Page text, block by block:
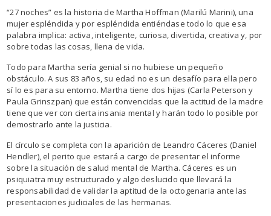
“27 noches” es la historia de Martha Hoffman (Marilú Marini), una
mujer espléndida y por espléndida entiéndase todo lo que esa
palabra implica: activa, inteligente, curiosa, divertida, creativa y, por
sobre todas las cosas, llena de vida.
Todo para Martha sería genial si no hubiese un pequeño
obstáculo. A sus 83 años, su edad no es un desafío para ella pero
sí lo es para su entorno. Martha tiene dos hijas (Carla Peterson y
Paula Grinszpan) que están convencidas que la actitud de la madre
tiene que ver con cierta insania mental y harán todo lo posible por
demostrarlo ante la justicia.
El círculo se completa con la aparición de Leandro Cáceres (Daniel
Hendler), el perito que estará a cargo de presentar el informe
sobre la situación de salud mental de Martha. Cáceres es un
psiquiatra muy estructurado y algo deslucido que llevará la
responsabilidad de validar la aptitud de la octogenaria ante las
presentaciones judiciales de las hermanas.